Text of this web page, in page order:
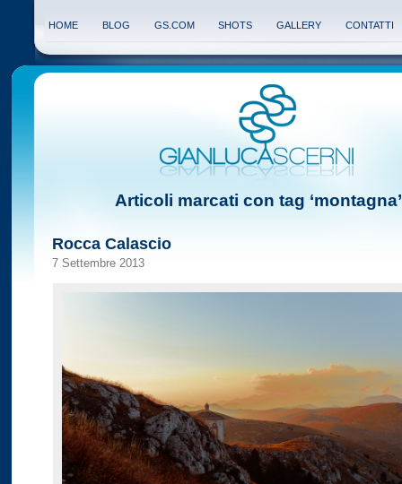
HOME BLOG GS.COM SHOTS GALLERY CONTATTI
Articoli marcati con tag ‘montagna’
Rocca Calascio
7 Settembre 2013